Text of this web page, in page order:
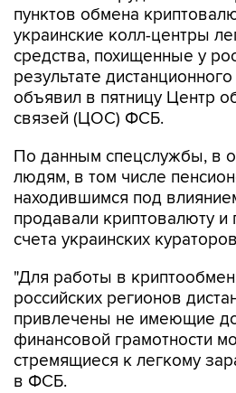
пунктов обмена
украинские колл-центры
средства, похищенные у
результате
объявил в пятницу Центр
связей (ЦОС) ФСБ.
По данным спецслужбы, в
людям, в том числе
находившимся под
продавали криптовалюту
счета украинских
"Для работы в
российских регионов
привлечены не имеющие
финансовой грамотности
стремящиеся к легкому
в ФСБ.